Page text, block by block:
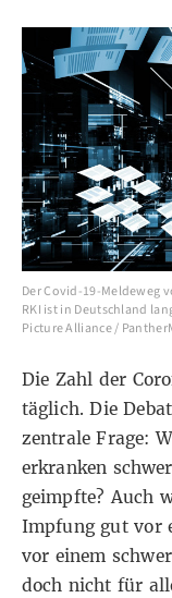
Der Covid-19-Meldeweg
RKI ist in Deutschland
Picture Alliance /
Die Zahl der
täglich. Die
zentrale Frage:
erkranken
geimpfte? Auch
Impfung gut vor
vor einem
doch nicht für